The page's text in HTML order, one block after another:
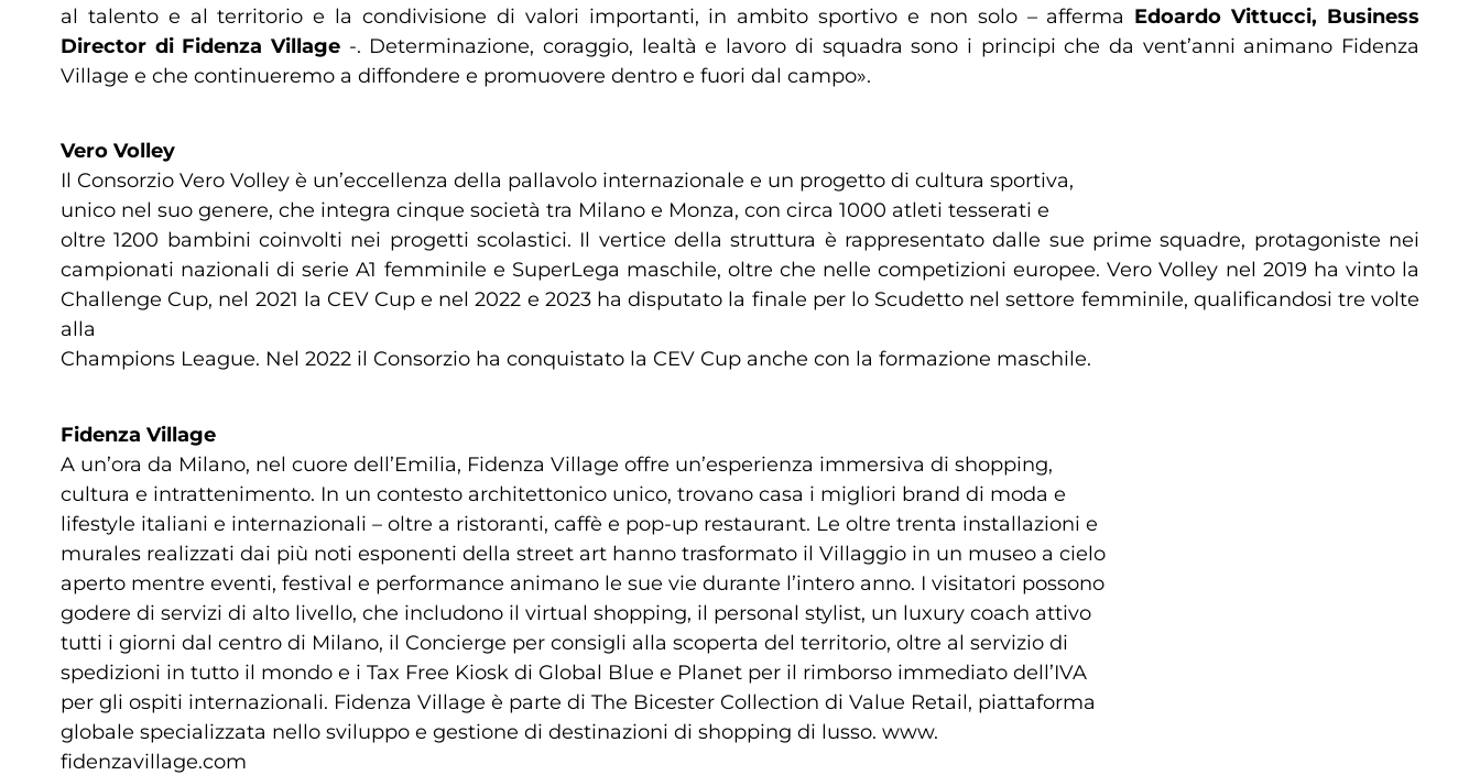
al talento e al territorio e la condivisione di valori importanti, in ambito sportivo e non solo – afferma Edoardo Vittucci, Business
Director di Fidenza Village -. Determinazione, coraggio, lealtà e lavoro di squadra sono i principi che da vent’anni animano Fidenza
Village e che continueremo a diffondere e promuovere dentro e fuori dal campo».
Vero Volley
Il Consorzio Vero Volley è un’eccellenza della pallavolo internazionale e un progetto di cultura sportiva,
unico nel suo genere, che integra cinque società tra Milano e Monza, con circa 1000 atleti tesserati e
oltre 1200 bambini coinvolti nei progetti scolastici. Il vertice della struttura è rappresentato dalle sue prime squadre, protagoniste nei
campionati nazionali di serie A1 femminile e SuperLega maschile, oltre che nelle competizioni europee. Vero Volley nel 2019 ha vinto la
Challenge Cup, nel 2021 la CEV Cup e nel 2022 e 2023 ha disputato la finale per lo Scudetto nel settore femminile, qualificandosi tre volte
alla
Champions League. Nel 2022 il Consorzio ha conquistato la CEV Cup anche con la formazione maschile.
Fidenza Village
A un’ora da Milano, nel cuore dell’Emilia, Fidenza Village offre un’esperienza immersiva di shopping,
cultura e intrattenimento. In un contesto architettonico unico, trovano casa i migliori brand di moda e
lifestyle italiani e internazionali – oltre a ristoranti, caffè e pop-up restaurant. Le oltre trenta installazioni e
murales realizzati dai più noti esponenti della street art hanno trasformato il Villaggio in un museo a cielo
aperto mentre eventi, festival e performance animano le sue vie durante l’intero anno. I visitatori possono
godere di servizi di alto livello, che includono il virtual shopping, il personal stylist, un luxury coach attivo
tutti i giorni dal centro di Milano, il Concierge per consigli alla scoperta del territorio, oltre al servizio di
spedizioni in tutto il mondo e i Tax Free Kiosk di Global Blue e Planet per il rimborso immediato dell’IVA
per gli ospiti internazionali. Fidenza Village è parte di The Bicester Collection di Value Retail, piattaforma
globale specializzata nello sviluppo e gestione di destinazioni di shopping di lusso. www.
fidenzavillage.com